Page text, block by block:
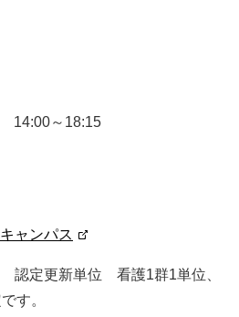
14:00～18:15
ャンパス
認定更新単位 看護1群1単位、
す。